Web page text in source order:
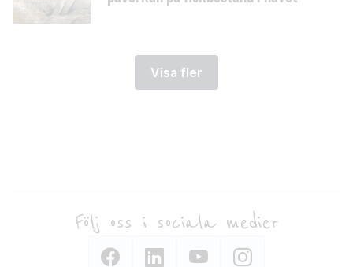
Visa fler
Följ oss i sociala medier